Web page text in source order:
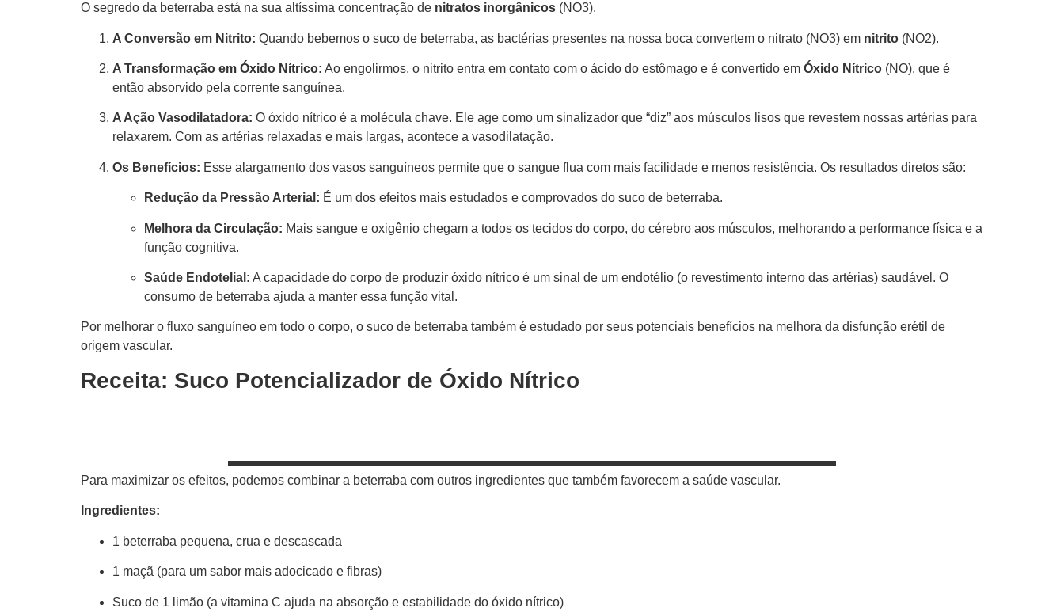
O segredo da beterraba está na sua altíssima concentração de nitratos inorgânicos (NO3).
A Conversão em Nitrito: Quando bebemos o suco de beterraba, as bactérias presentes na nossa boca convertem o nitrato (NO3) em nitrito (NO2).
A Transformação em Óxido Nítrico: Ao engolirmos, o nitrito entra em contato com o ácido do estômago e é convertido em Óxido Nítrico (NO), que é
então absorvido pela corrente sanguínea.
A Ação Vasodilatadora: O óxido nítrico é a molécula chave. Ele age como um sinalizador que “diz” aos músculos lisos que revestem nossas artérias para
relaxarem. Com as artérias relaxadas e mais largas, acontece a vasodilatação.
Os Benefícios: Esse alargamento dos vasos sanguíneos permite que o sangue flua com mais facilidade e menos resistência. Os resultados diretos são:
Redução da Pressão Arterial: É um dos efeitos mais estudados e comprovados do suco de beterraba.
Melhora da Circulação: Mais sangue e oxigênio chegam a todos os tecidos do corpo, do cérebro aos músculos, melhorando a performance física e a
função cognitiva.
Saúde Endotelial: A capacidade do corpo de produzir óxido nítrico é um sinal de um endotélio (o revestimento interno das artérias) saudável. O
consumo de beterraba ajuda a manter essa função vital.
Por melhorar o fluxo sanguíneo em todo o corpo, o suco de beterraba também é estudado por seus potenciais benefícios na melhora da disfunção erétil de
origem vascular.
Receita: Suco Potencializador de Óxido Nítrico
Para maximizar os efeitos, podemos combinar a beterraba com outros ingredientes que também favorecem a saúde vascular.
Ingredientes:
1 beterraba pequena, crua e descascada
1 maçã (para um sabor mais adocicado e fibras)
Suco de 1 limão (a vitamina C ajuda na absorção e estabilidade do óxido nítrico)